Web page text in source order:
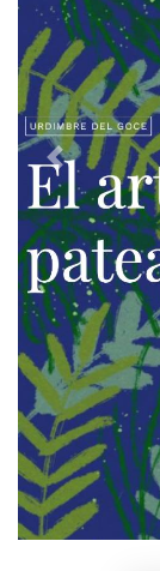
Previous